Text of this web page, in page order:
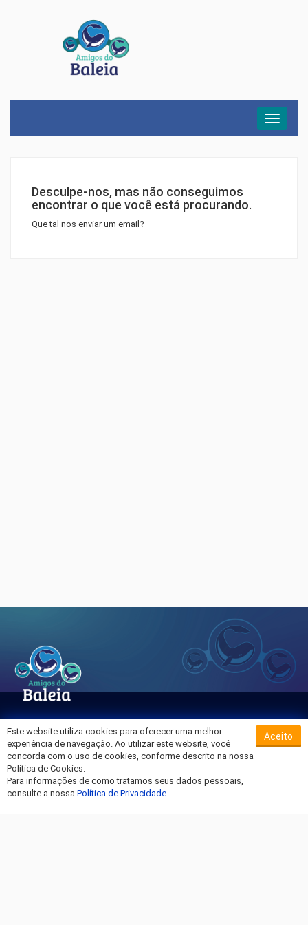
Menu
Desculpe-nos, mas não conseguimos
encontrar o que você está procurando.
Que tal nos enviar um email?
Sobre o Hospital da Baleia
Termos de Uso
Política de Privacidade
Entre em Contato
Este website utiliza cookies para oferecer uma melhor
experiência de navegação. Ao utilizar este website, você
concorda com o uso de cookies, conforme descrito na nossa
Política de Cookies.
Para informações de como tratamos seus dados pessoais,
consulte a nossa Política de Privacidade .
Aceito